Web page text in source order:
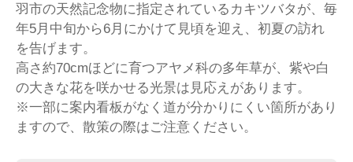
羽市の天然記念物に指定されているカキツバタが、毎
年5月中旬から6月にかけて見頃を迎え、初夏の訪れ
を告げます。
高さ約70cmほどに育つアヤメ科の多年草が、紫や白
の大きな花を咲かせる光景は見応えがあります。
※一部に案内看板がなく道が分かりにくい箇所があり
ますので、散策の際はご注意ください。